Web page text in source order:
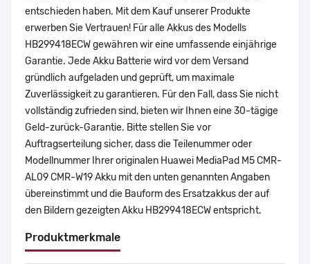
entschieden haben. Mit dem Kauf unserer Produkte
erwerben Sie Vertrauen! Für alle Akkus des Modells
HB299418ECW gewähren wir eine umfassende einjährige
Garantie. Jede Akku Batterie wird vor dem Versand
gründlich aufgeladen und geprüft, um maximale
Zuverlässigkeit zu garantieren. Für den Fall, dass Sie nicht
vollständig zufrieden sind, bieten wir Ihnen eine 30-tägige
Geld-zurück-Garantie. Bitte stellen Sie vor
Auftragserteilung sicher, dass die Teilenummer oder
Modellnummer Ihrer originalen Huawei MediaPad M5 CMR-
AL09 CMR-W19 Akku mit den unten genannten Angaben
übereinstimmt und die Bauform des Ersatzakkus der auf
den Bildern gezeigten Akku HB299418ECW entspricht.
Produktmerkmale